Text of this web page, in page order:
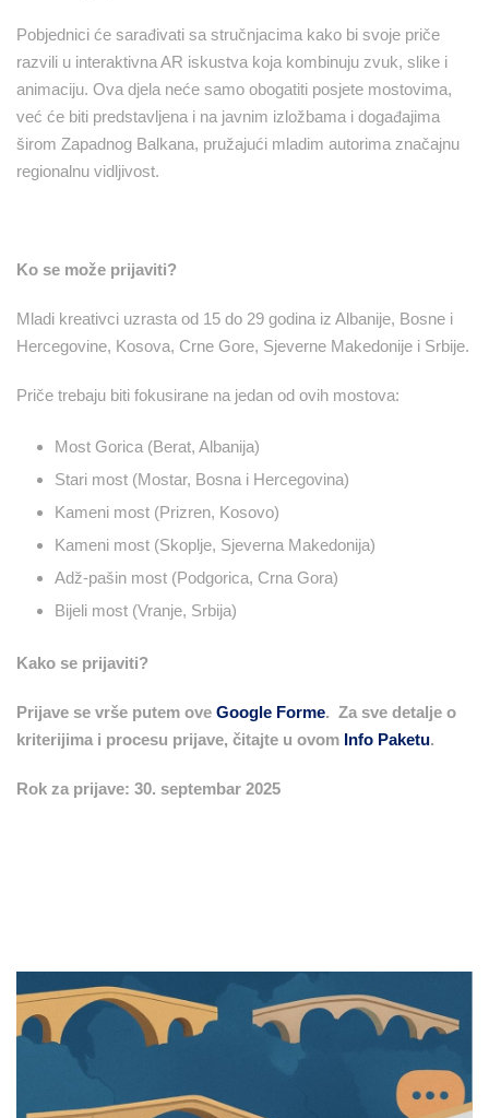
Pobjednici će sarađivati sa stručnjacima kako bi svoje priče
razvili u interaktivna AR iskustva koja kombinuju zvuk, slike i
animaciju. Ova djela neće samo obogatiti posjete mostovima,
već će biti predstavljena i na javnim izložbama i događajima
širom Zapadnog Balkana, pružajući mladim autorima značajnu
regionalnu vidljivost.
Ko se može prijaviti?
Mladi kreativci uzrasta od 15 do 29 godina iz Albanije, Bosne i
Hercegovine, Kosova, Crne Gore, Sjeverne Makedonije i Srbije.
Priče trebaju biti fokusirane na jedan od ovih mostova:
Most Gorica (Berat, Albanija)
Stari most (Mostar, Bosna i Hercegovina)
Kameni most (Prizren, Kosovo)
Kameni most (Skoplje, Sjeverna Makedonija)
Adž-pašin most (Podgorica, Crna Gora)
Bijeli most (Vranje, Srbija)
Kako se prijaviti?
Prijave se vrše putem ove Google Forme. Za sve detalje o
kriterijima i procesu prijave, čitajte u ovom Info Paketu.
Rok za prijave: 30. septembar 2025